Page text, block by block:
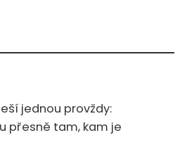
jednou provždy:
přesně tam, kam je